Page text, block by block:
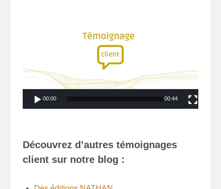
00:00 00:44
Découvrez d’autres témoignages
client sur notre blog :